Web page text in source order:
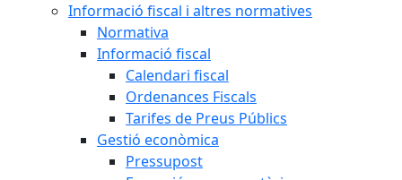
Informació fiscal i altres normatives
Normativa
Informació fiscal
Calendari fiscal
Ordenances Fiscals
Tarifes de Preus Públics
Gestió econòmica
Pressupost